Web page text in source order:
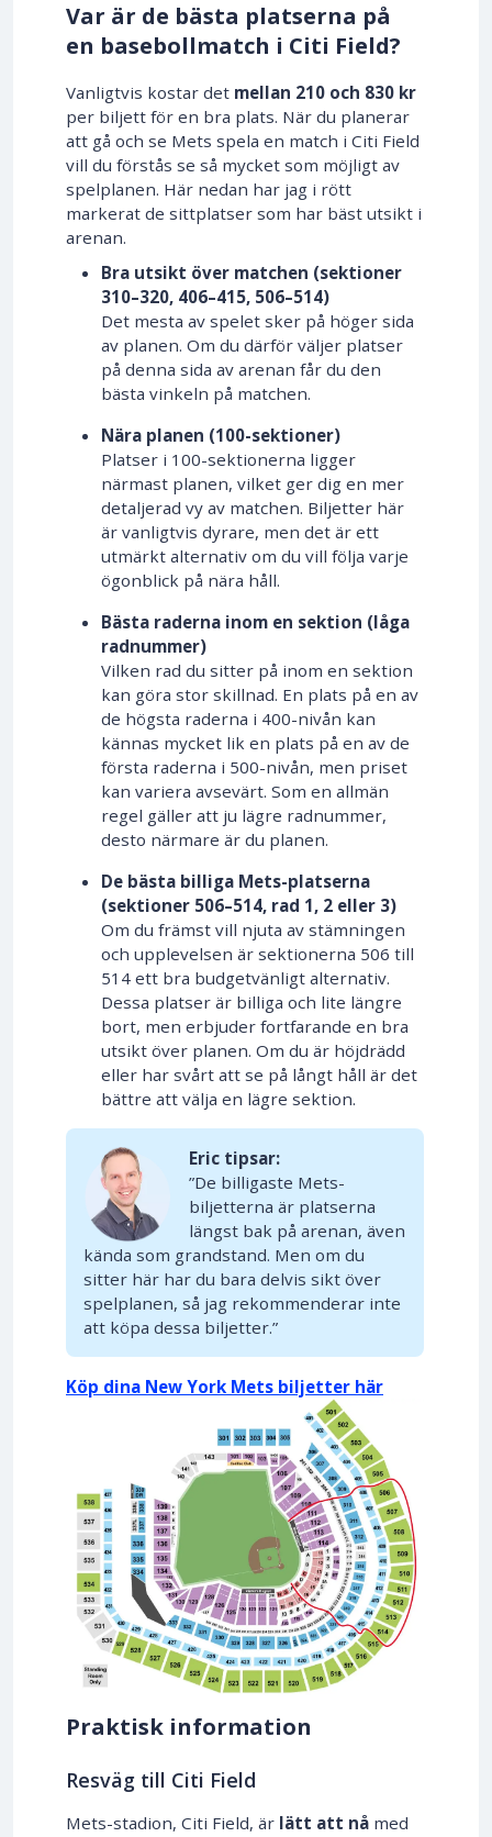
Var är de bästa platserna på
en basebollmatch i Citi Field?
Vanligtvis kostar det mellan 210 och 830 kr
per biljett för en bra plats. När du planerar
att gå och se Mets spela en match i Citi Field
vill du förstås se så mycket som möjligt av
spelplanen. Här nedan har jag i rött
markerat de sittplatser som har bäst utsikt i
arenan.
Bra utsikt över matchen (sektioner
310–320, 406–415, 506–514)
Det mesta av spelet sker på höger sida
av planen. Om du därför väljer platser
på denna sida av arenan får du den
bästa vinkeln på matchen.
Nära planen (100-sektioner)
Platser i 100-sektionerna ligger
närmast planen, vilket ger dig en mer
detaljerad vy av matchen. Biljetter här
är vanligtvis dyrare, men det är ett
utmärkt alternativ om du vill följa varje
ögonblick på nära håll.
Bästa raderna inom en sektion (låga
radnummer)
Vilken rad du sitter på inom en sektion
kan göra stor skillnad. En plats på en av
de högsta raderna i 400-nivån kan
kännas mycket lik en plats på en av de
första raderna i 500-nivån, men priset
kan variera avsevärt. Som en allmän
regel gäller att ju lägre radnummer,
desto närmare är du planen.
De bästa billiga Mets-platserna
(sektioner 506–514, rad 1, 2 eller 3)
Om du främst vill njuta av stämningen
och upplevelsen är sektionerna 506 till
514 ett bra budgetvänligt alternativ.
Dessa platser är billiga och lite längre
bort, men erbjuder fortfarande en bra
utsikt över planen. Om du är höjdrädd
eller har svårt att se på långt håll är det
bättre att välja en lägre sektion.
Eric tipsar:
”De billigaste Mets-
biljetterna är platserna
längst bak på arenan, även
kända som grandstand. Men om du
sitter här har du bara delvis sikt över
spelplanen, så jag rekommenderar inte
att köpa dessa biljetter.”
Köp dina New York Mets biljetter här
Praktisk information
Resväg till Citi Field
Mets-stadion, Citi Field, är lätt att nå med